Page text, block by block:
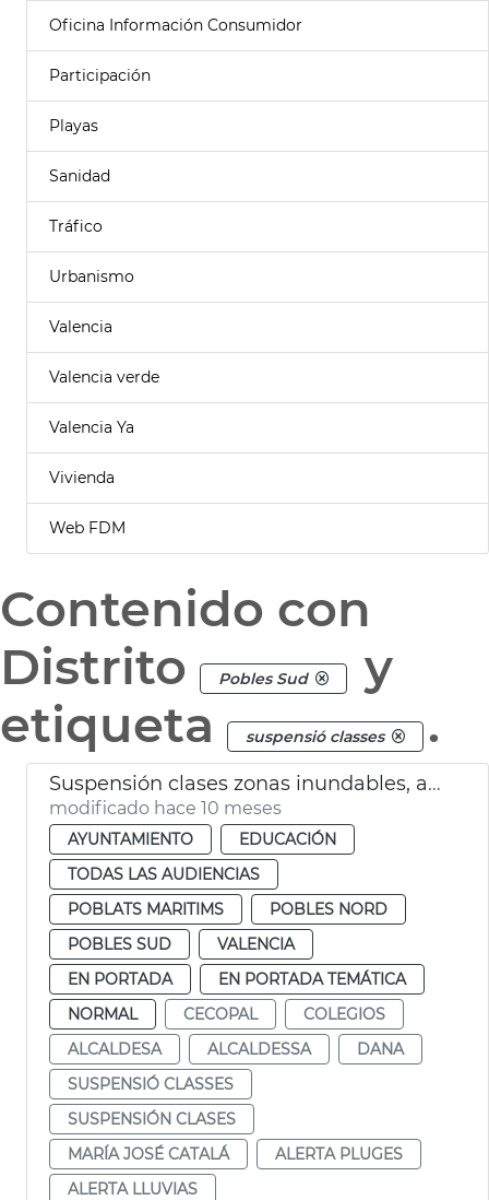
Oficina Información Consumidor
Participación
Playas
Sanidad
Tráfico
Urbanismo
Valencia
Valencia verde
Valencia Ya
Vivienda
Web FDM
Contenido con
Distrito
Pobles Sud
y
etiqueta
suspensió classes .
Suspensión clases zonas inundables, afectados dana y fachada marítima
modificado hace 10 meses
AYUNTAMIENTO
EDUCACIÓN
TODAS LAS AUDIENCIAS
POBLATS MARITIMS
POBLES NORD
POBLES SUD
VALENCIA
EN PORTADA
EN PORTADA TEMÁTICA
NORMAL
CECOPAL
COLEGIOS
ALCALDESA
ALCALDESSA
DANA
SUSPENSIÓ CLASSES
SUSPENSIÓN CLASES
MARÍA JOSÉ CATALÁ
ALERTA PLUGES
ALERTA LLUVIAS